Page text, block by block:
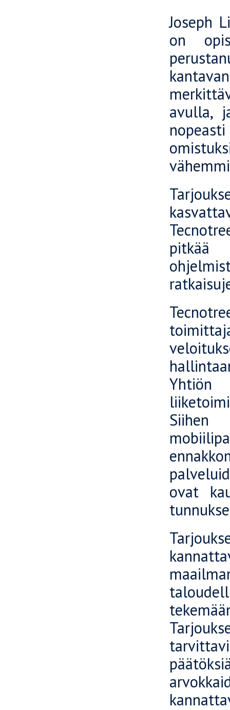
Joseph
on
avulla,
pitkää
Siihen
ovat